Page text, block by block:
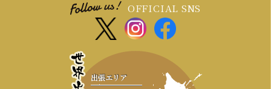
OFFICIAL SNS
出張エリア